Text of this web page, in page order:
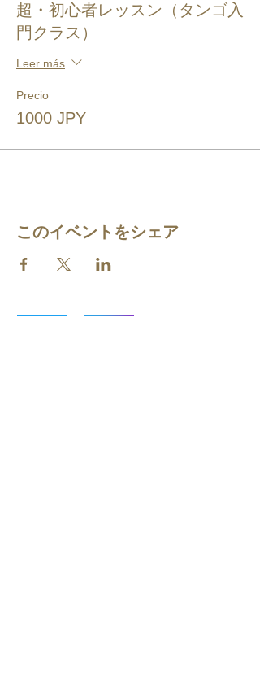
超・初心者レッスン（タンゴ入
門クラス）
Leer más
Precio
1000 JPY
このイベントをシェア